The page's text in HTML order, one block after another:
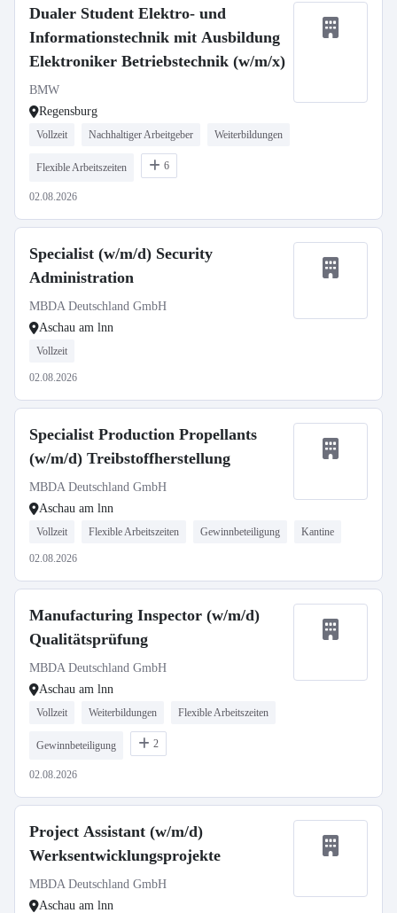
Dualer Student Elektro- und
Informationstechnik mit Ausbildung
Elektroniker Betriebstechnik (w/m/x)
BMW
Regensburg
Vollzeit Nachhaltiger Arbeitgeber Weiterbildungen
Flexible Arbeitszeiten 6
02.08.2026
Specialist (w/m/d) Security
Administration
MBDA Deutschland GmbH
Aschau am lnn
Vollzeit
02.08.2026
Specialist Production Propellants
(w/m/d) Treibstoffherstellung
MBDA Deutschland GmbH
Aschau am lnn
Vollzeit Flexible Arbeitszeiten Gewinnbeteiligung Kantine
02.08.2026
Manufacturing Inspector (w/m/d)
Qualitätsprüfung
MBDA Deutschland GmbH
Aschau am lnn
Vollzeit Weiterbildungen Flexible Arbeitszeiten
Gewinnbeteiligung 2
02.08.2026
Project Assistant (w/m/d)
Werksentwicklungsprojekte
MBDA Deutschland GmbH
Aschau am lnn